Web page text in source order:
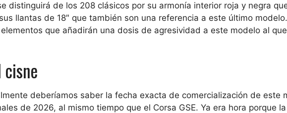
distinguirá de los 208 clásicos por su armonía interior roja y negra
llantas de 18″ que también son una referencia a este último
que añadirán una dosis de agresividad a este modelo al
deberíamos saber la fecha exacta de comercialización de este
de 2026, al mismo tiempo que el Corsa GSE. Ya era hora porque